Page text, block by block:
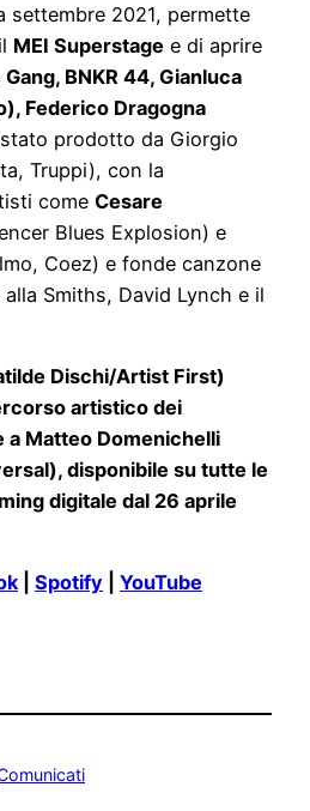
settembre 2021, permette
MEI Superstage e di aprire
Gang, BNKR 44, Gianluca
Federico Dragogna
prodotto da Giorgio
Truppi), con la
come Cesare
Blues Explosion) e
Coez) e fonde canzone
alla Smiths, David Lynch e il
Dischi/Artist First)
artistico dei
a Matteo Domenichelli
disponibile su tutte le
digitale dal 26 aprile
| Spotify YouTube